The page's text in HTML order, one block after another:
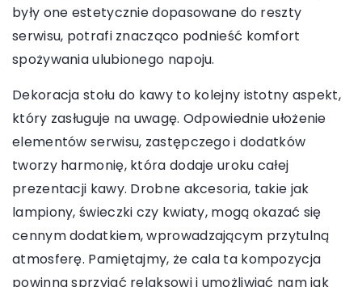
były one estetycznie dopasowane do reszty
serwisu, potrafi znacząco podnieść komfort
spożywania ulubionego napoju.
Dekoracja stołu do kawy to kolejny istotny aspekt,
który zasługuje na uwagę. Odpowiednie ułożenie
elementów serwisu, zastępczego i dodatków
tworzy harmonię, która dodaje uroku całej
prezentacji kawy. Drobne akcesoria, takie jak
lampiony, świeczki czy kwiaty, mogą okazać się
cennym dodatkiem, wprowadzającym przytulną
atmosferę. Pamiętajmy, że cala ta kompozycja
powinna sprzyjać relaksowi i umożliwiać nam jak